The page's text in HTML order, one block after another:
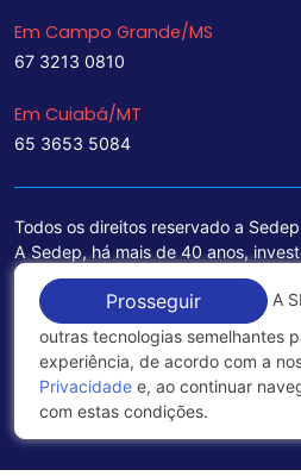
Em Campo Grande/MS
67 3213 0810
Em Cuiabá/MT
65 3653 5084
Todos os direitos reservado a
A Sedep, há mais de 40 anos,
treinamento de funcionários e na
ponta para a ampliação de seu
para a área jurídica, que
excelentes soluções empresariais.
Política de Privacidade
Prosseguir
A
outras tecnologias semelhantes
experiência, de acordo com a
Privacidade e, ao continuar
com estas condições.